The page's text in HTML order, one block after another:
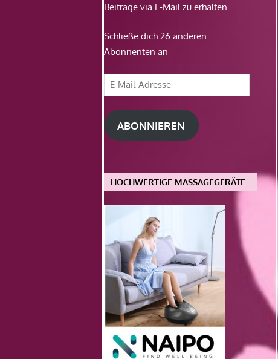
Beiträge via E-Mail zu erhalten.
Schließe dich 26 anderen
Abonnenten an
E-
Mail-
Adresse
ABONNIEREN
HOCHWERTIGE MASSAGEGERÄTE